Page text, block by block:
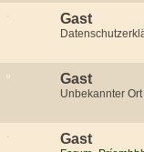
Gast
Gast
Unbekannter Ort
Gast